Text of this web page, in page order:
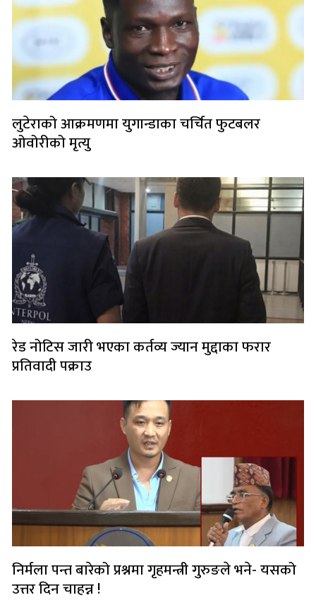
लुटेराको आक्रमणमा युगान्डाका चर्चित फुटबलर
ओवोरीको मृत्यु
रेड नोटिस जारी भएका कर्तव्य ज्यान मुद्दाका फरार
प्रतिवादी पक्राउ
निर्मला पन्त बारेको प्रश्नमा गृहमन्त्री गुरुङले भने- यसको
उत्तर दिन चाहन्न !